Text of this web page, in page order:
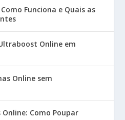
Funciona e Quais as
Online em
Online sem
Como Poupar